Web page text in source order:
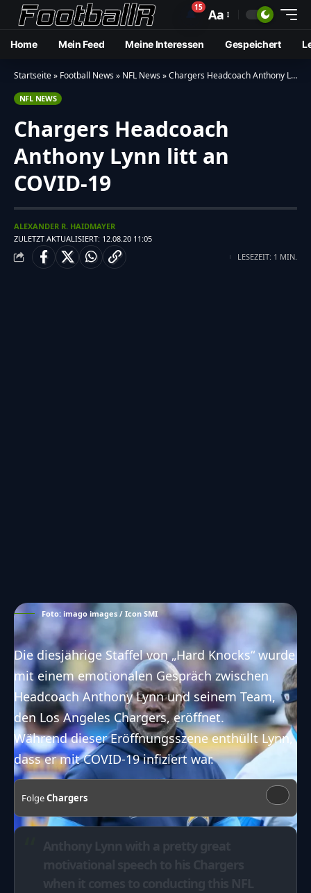
🔔15 Aa
Home Mein Feed Meine Interessen Gespeichert
Startseite» Football News» NFL News»Chargers Headcoach Anthony Lynn litt an COVID-19
NFL NEWS
Chargers Headcoach
Anthony Lynn litt an
COVID-19
ZULETZT AKTUALISIERT: 12.08.20 11:05
ALEXANDER R. HAIDMAYER
LESEZEIT: 1 MIN.
Foto: imago images / Icon SMI
Die diesjährige Staffel von „Hard Knocks“ wurde
mit einem emotionalen Gespräch zwischen
Headcoach Anthony Lynn und seinem Team,
den Los Angeles Chargers, eröffnet.
Während dieser Eröffnungsszene enthüllt Lynn,
dass er mit COVID-19 infiziert war.
FolgeChargers